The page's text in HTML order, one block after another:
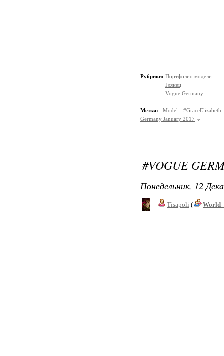
Рубрики: Портфолио модели
Глянец
Vogue Germany
Метки:
Model: #GraceElizabeth
Germany January 2017
#VOGUE
Понедельник, 12
Tisapoli (